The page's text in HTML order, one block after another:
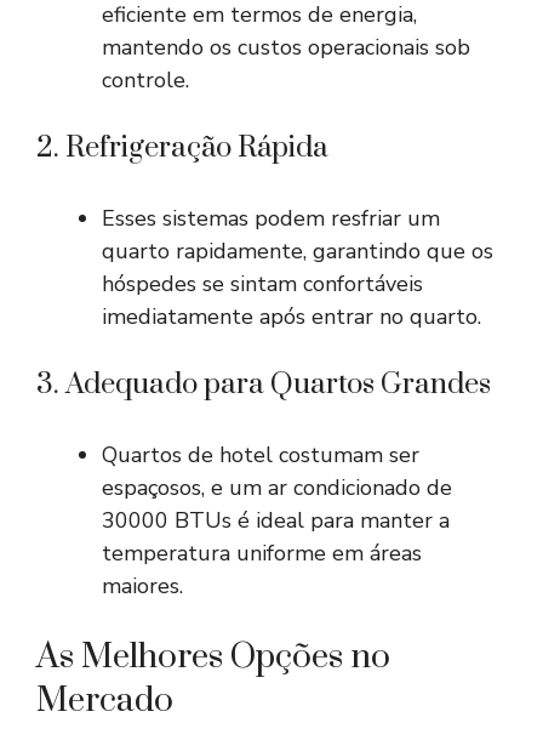
eficiente em termos de energia,
mantendo os custos operacionais sob
controle.
2. Refrigeração Rápida
Esses sistemas podem resfriar um
quarto rapidamente, garantindo que os
hóspedes se sintam confortáveis
imediatamente após entrar no quarto.
3. Adequado para Quartos Grandes
Quartos de hotel costumam ser
espaçosos, e um ar condicionado de
30000 BTUs é ideal para manter a
temperatura uniforme em áreas
maiores.
As Melhores Opções no
Mercado